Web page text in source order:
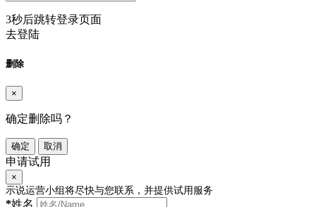
3秒后跳转登录页面
去登陆
删除
×
确定删除吗？
确定 取消
申请试用
×
示说运营小组将尽快与您联系，并提供试用服务
*姓名